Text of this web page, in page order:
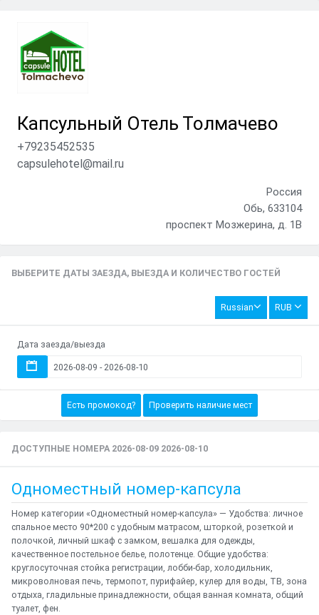
Капсульный Отель Толмачево
+79235452535
capsulehotel@mail.ru
Россия
Обь, 633104
проспект Мозжерина, д. 1В
ВЫБЕРИТЕ ДАТЫ ЗАЕЗДА, ВЫЕЗДА И КОЛИЧЕСТВО ГОСТЕЙ
Russian RUB
Дата заезда/выезда
Есть промокод? Проверить наличие мест
ДОСТУПНЫЕ НОМЕРА 2026-08-09 2026-08-10
Одноместный номер-капсула
Номер категории «Одноместный номер-капсула» — Удобства: личное
спальное место 90*200 с удобным матрасом, шторкой, розеткой и
полочкой, личный шкаф с замком, вешалка для одежды,
качественное постельное белье, полотенце. Общие удобства:
круглосуточная стойка регистрации, лобби-бар, холодильник,
микроволновая печь, термопот, пурифайер, кулер для воды, ТВ, зона
отдыха, гладильные принадлежности, общая ванная комната, общий
туалет, фен.